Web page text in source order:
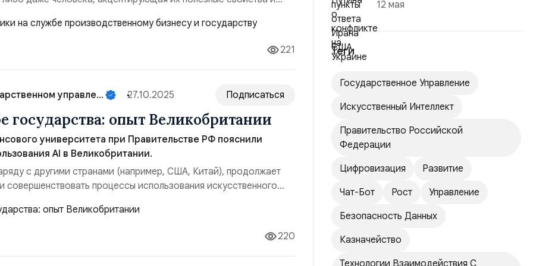
двойник представляет собой программный аналог
моделирующий внутренние процессы, технические
реального объекта в гипотетических заданных ...
221
управле... 27.10.2025 Подписаться
государства: опыт Великобритании
университета при Правительстве РФ пояснили
АI в Великобритании.
с другими странами (например, США, Китай), продолжает
и совершенствовать процессы использования искусственного
управлении. Реализация отдельных пилотных
подтвердила тезис о возможностях повышения
труда государственных служащих, использ...
220
12 мая
Теги
Государственное Управление
Искусственный Интеллект
Правительство Российской
Федерации
Цифровизация
Развитие
Чат-Бот
Рост
Управление
Безопасность Данных
Казначейство
Технологии Взаимодействия С